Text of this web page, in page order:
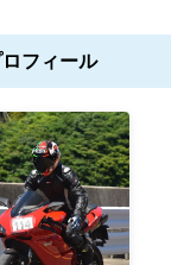
ロフィール